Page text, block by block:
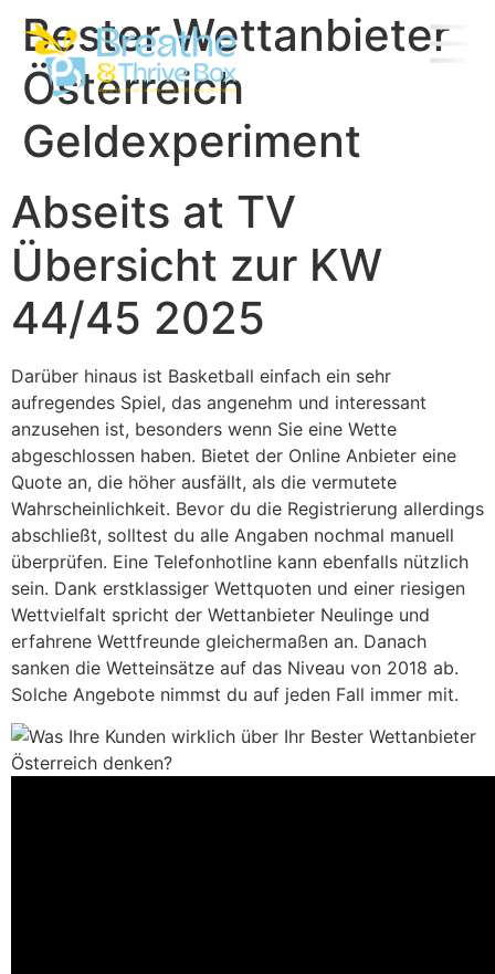
Bester Wettanbieter
Österreich
Geldexperiment
Abseits at TV
Übersicht zur KW
44/45 2025
Darüber hinaus ist Basketball einfach ein sehr
aufregendes Spiel, das angenehm und interessant
anzusehen ist, besonders wenn Sie eine Wette
abgeschlossen haben. Bietet der Online Anbieter eine
Quote an, die höher ausfällt, als die vermutete
Wahrscheinlichkeit. Bevor du die Registrierung allerdings
abschließt, solltest du alle Angaben nochmal manuell
überprüfen. Eine Telefonhotline kann ebenfalls nützlich
sein. Dank erstklassiger Wettquoten und einer riesigen
Wettvielfalt spricht der Wettanbieter Neulinge und
erfahrene Wettfreunde gleichermaßen an. Danach
sanken die Wetteinsätze auf das Niveau von 2018 ab.
Solche Angebote nimmst du auf jeden Fall immer mit.